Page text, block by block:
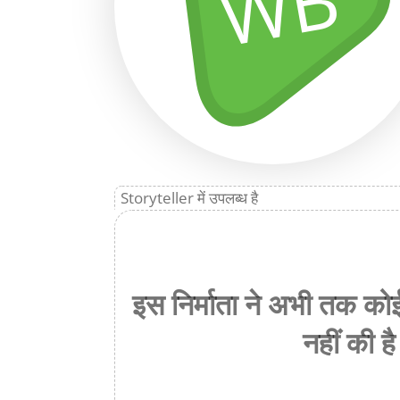
Storyteller में उपलब्ध है
इस निर्माता ने अभी तक
नहीं की